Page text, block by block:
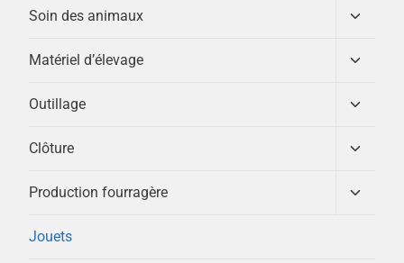
menu
Soin des animaux
Ouvrir/
menu
Matériel d’élevage
Ouvrir/
menu
Outillage
Ouvrir/
menu
Clôture
Ouvrir/
menu
Production fourragère
Ouvrir/
Jouets